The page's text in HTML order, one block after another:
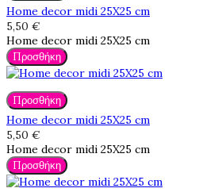
Home decor midi 25X25 cm
5,50 €
Home decor midi 25X25 cm
Προσθήκη
Προσθήκη
Home decor midi 25X25 cm
5,50 €
Home decor midi 25X25 cm
Προσθήκη